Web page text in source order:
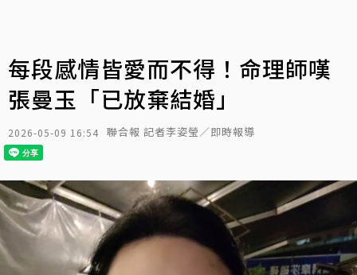
每段感情皆愛而不得！命理師嘆
張曼玉「已放棄結婚」
2026-05-09 16:54 聯合報 記者李姿瑩／即時報導